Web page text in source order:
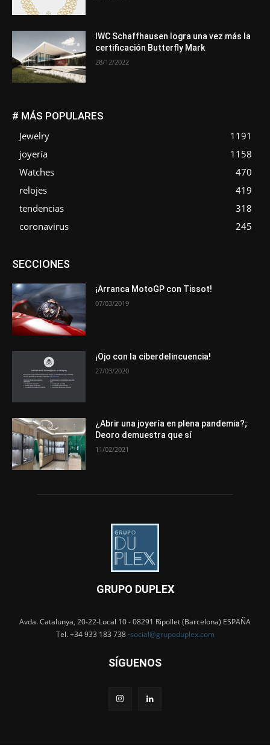
IWC Schaffhausen logra una vez más la
certificación Butterfly Mark
28/12/2022
# MÁS POPULARES
Jewelry
1191
joyería
1158
Watches
470
relojes
419
tendencias
318
coronavirus
245
SECCIONESAsociaciones
Novedades
Opiniones Premios Secciones
¡Arranca MotoGP con Tissot!
07/03/2019
¡Ojo con la ciberdelincuencia!
27/03/2020
¿Abrir una joyería en plena pandemia?;
Deoro demuestra que sí
11/02/2021
GRUPO DUPLEX
Avda. Catalunya, 20-22-Local 10 - 08291 Ripollet (Barcelona) ESPAÑA
Tel. +34 933 183 738 -social@grupoduplex.com
SÍGUENOS